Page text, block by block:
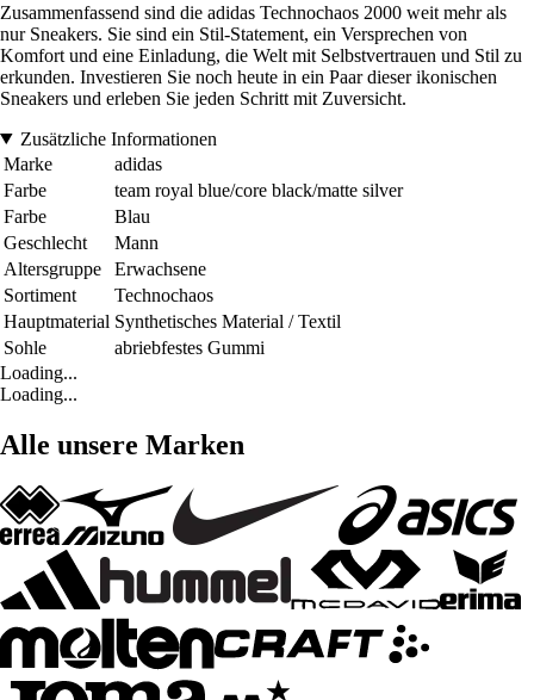
Zusammenfassend sind die adidas Technochaos 2000 weit mehr als
nur Sneakers. Sie sind ein Stil-Statement, ein Versprechen von
Komfort und eine Einladung, die Welt mit Selbstvertrauen und Stil zu
erkunden. Investieren Sie noch heute in ein Paar dieser ikonischen
Sneakers und erleben Sie jeden Schritt mit Zuversicht.
Zusätzliche Informationen
Marke
adidas
Farbe
team royal blue/core black/matte silver
Farbe
Blau
Geschlecht
Mann
Altersgruppe
Erwachsene
Sortiment
Technochaos
Hauptmaterial Synthetisches Material / Textil
Sohle
abriebfestes Gummi
Loading...
Loading...
Alle unsere Marken